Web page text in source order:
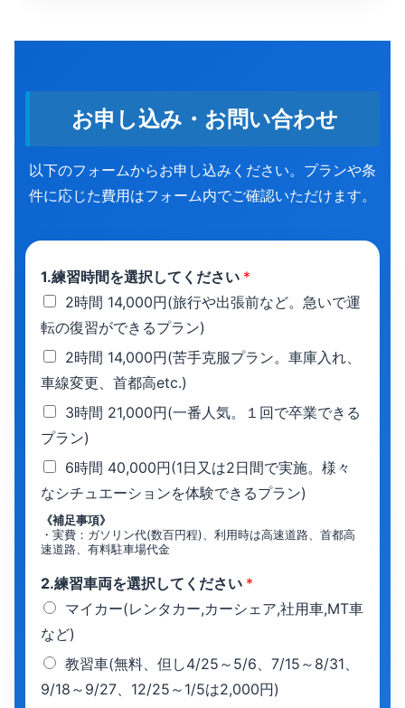
お申し込み・お問い合わせ
以下のフォームからお申し込みください。プランや条
件に応じた費用はフォーム内でご確認いただけます。
1.練習時間を選択してください *
2時間 14,000円(旅行や出張前など。急いで運
転の復習ができるプラン)
2時間 14,000円(苦手克服プラン。車庫入れ、
車線変更、首都高etc.)
3時間 21,000円(一番人気。１回で卒業できる
プラン)
6時間 40,000円(1日又は2日間で実施。様々
なシチュエーションを体験できるプラン)
《補足事項》
・実費：ガソリン代(数百円程)、利用時は高速道路、首都高
速道路、有料駐車場代金
2.練習車両を選択してください *
マイカー(レンタカー,カーシェア,社用車,MT車
など)
教習車(無料、但し4/25～5/6、7/15～8/31、
9/18～9/27、12/25～1/5は2,000円)